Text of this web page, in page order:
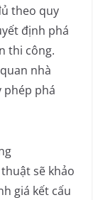
theo quy
định phá
thi công.
nhà
phép phá
sẽ khảo
giá kết cấu